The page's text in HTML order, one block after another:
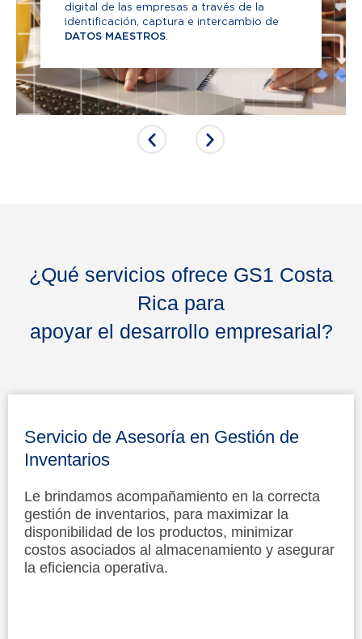
digital de las empresas a través de la
identificación, captura e intercambio de
DATOS MAESTROS.
¿Qué servicios ofrece GS1 Costa
Rica para
apoyar el desarrollo empresarial?
Servicio de Asesoría en Gestión de
Inventarios
Le brindamos acompañamiento en la correcta
gestión de inventarios, para maximizar la
disponibilidad de los productos, minimizar
costos asociados al almacenamiento y asegurar
la eficiencia operativa.